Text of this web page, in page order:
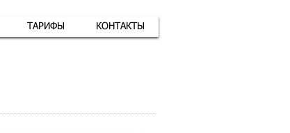
ТАРИФЫ КОНТАКТЫ